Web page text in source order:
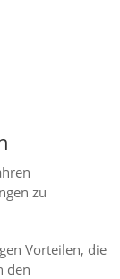
zu
Vorteilen, die
den